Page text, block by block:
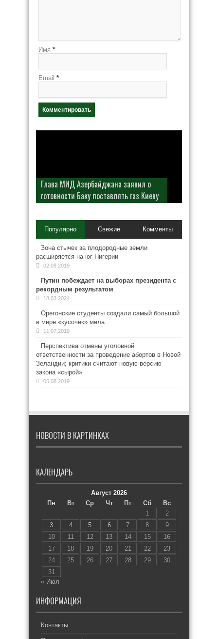
Имя *
Email *
Глава МИД Азербайджана заявил о
готовности Баку поставлять газ Киеву
Популярно Свежие Комменты
Зона стычек за плодородные земли
расширяется на юг Нигерии
02.09.2019
Путин побеждает на выборах президента с
рекордным результатом
18.03.2024
Орегонские студенты создали самый большой
в мире «кусочек» мела
11.07.2019
Перспектива отмены уголовной
ответственности за проведение абортов в Новой
Зеландии; критики считают новую версию
закона «сырой»
05.08.2019
НОВОСТИ В КАРТИНКАХ
КАЛЕНДАРЬ
Август 2026
Пн
Вт Ср Чт Пт Сб
Вс
1
2
3
4 5 6 7 8
9
10
11 12 13 14 15
16
17
18 19 20 21 22
23
24
25 26 27 28 29
30
31
« Июл
ИНФОРМАЦИЯ
Контакты